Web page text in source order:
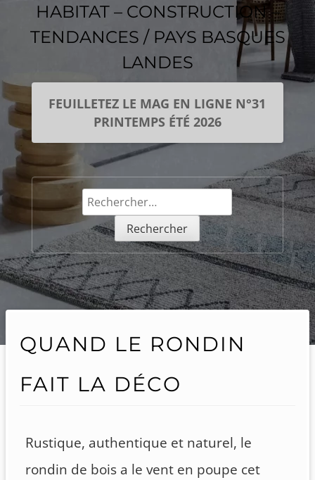
HABITAT – CONSTRUCTION –
TENDANCES / PAYS BASQUES
LANDES
FEUILLETEZ LE MAG EN LIGNE N°31
PRINTEMPS ÉTÉ 2026
Rechercher :
QUAND LE RONDIN
FAIT LA DÉCO
Rustique, authentique et naturel, le
rondin de bois a le vent en poupe cet